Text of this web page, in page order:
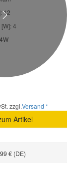
12
4
zzgl.Versand *
Artikel
Next
€ (DE)